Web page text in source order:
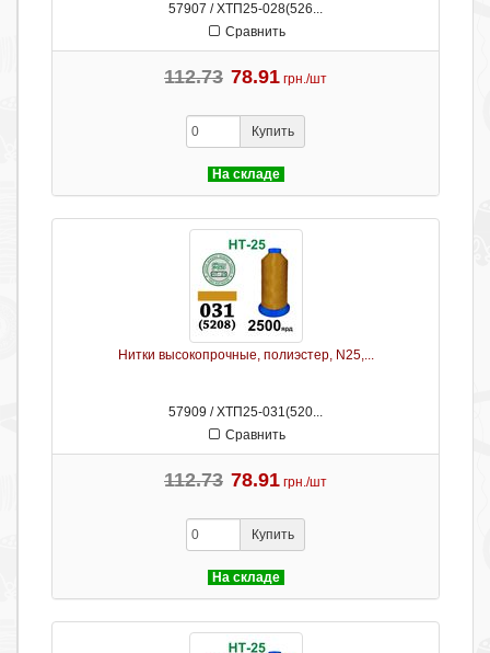
57907 / ХТП25-028(526...
Сравнить
112.73 78.91 грн./шт
Купить
На складе
Нитки высокопрочные, полиэстер, N25,...
57909 / ХТП25-031(520...
Сравнить
112.73 78.91 грн./шт
Купить
На складе